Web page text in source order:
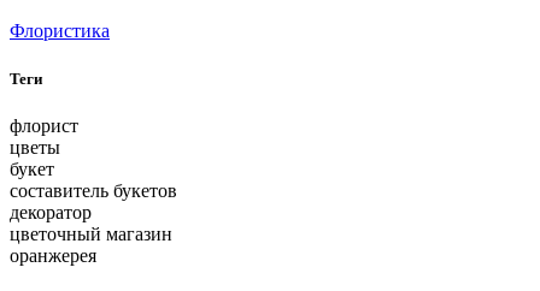
Флористика
Теги
флорист
цветы
букет
составитель букетов
декоратор
цветочный магазин
оранжерея